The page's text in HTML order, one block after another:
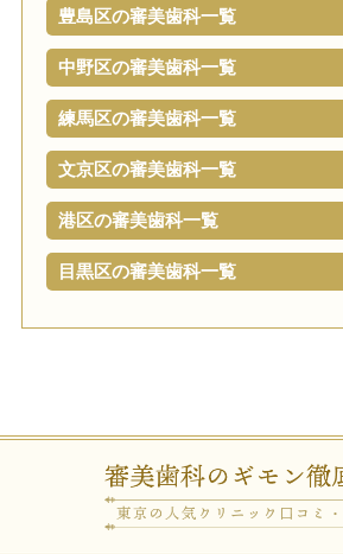
豊島区の審美歯科一覧
中野区の審美歯科一覧
練馬区の審美歯科一覧
文京区の審美歯科一覧
港区の審美歯科一覧
目黒区の審美歯科一覧